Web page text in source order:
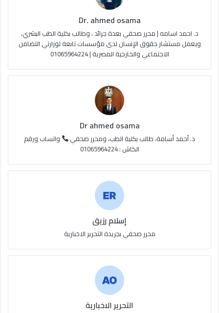
Dr. ahmed osama
د. احمد اسامه | محرر صحفي بعدة جرائد ، وطالب بكلية الطب البشري،
ويعمل مستشار حقوق الإنسان لدى مؤسسات تابعة لوزارتي التضامن
الاجتماعي والخارجية المصرية | 01065964224
Dr ahmed osama
د. أحمد أسامة، طالب بكلية الطب، ومحرر صحفي
واتساب ورقم
الكاش : 01065964224
إسلام رزيق
محرر صحفي بجريدة التحرير الاخبارية
التحرير الاخبارية